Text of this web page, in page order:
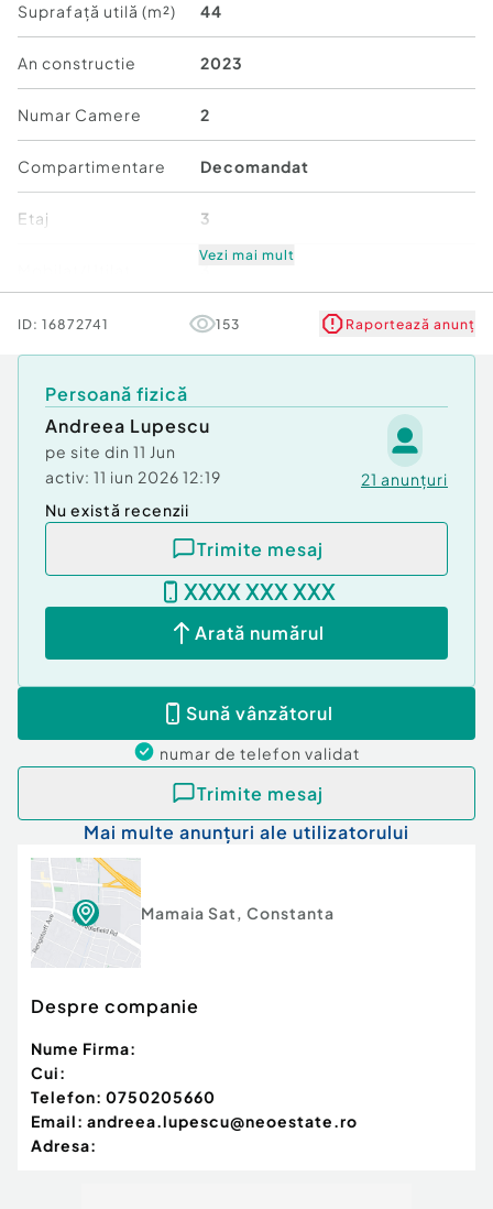
Pentru mai multe detalii sau vizionari, contactati-
ma la numarul afisat.
Id intern: P280090
Confort:1
Tip imobil:Bloc de apartamente
Număr Băi: 1
Comision cumpărător:
Suprafață utilă (m²) 44
An constructie 2023
Numar Camere 2
Compartimentare Decomandat
Etaj 3
Număr niveluri imobil 6
Comfort 1
Vezi mai mult
ID: 16872741 153 Raportează anunț
Persoană fizică
Andreea Lupescu
pe site din 11 Jun
activ: 11 iun 2026 12:19 21 anunțuri
Nu există recenzii
Trimite mesaj
XXXX XXX XXX
Arată numărul
Sună vânzătorul
numar de telefon validat
Trimite mesaj
Mai multe anunțuri ale utilizatorului
Mamaia Sat, Constanta
Despre companie
Nume Firma:
Cui:
Telefon: 0750205660
Email: andreea.lupescu@neoestate.ro
Adresa: